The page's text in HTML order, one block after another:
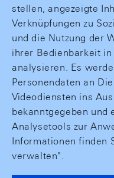
stellen, angezeigte
Verknüpfungen zu
und die Nutzung der
ihrer Bedienbarkeit
analysieren. Es
Personendaten an
Videodiensten ins
bekanntgegeben und
Analysetools zur
Informationen finden
verwalten".